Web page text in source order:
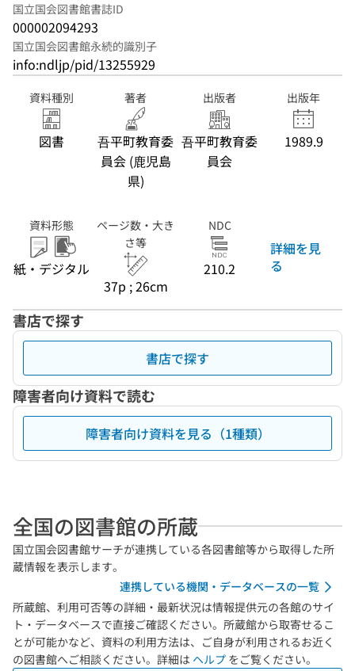
国立国会図書館書誌ID
000002094293
国立国会図書館永続的識別子
info:ndljp/pid/13255929
資料種別
図書
著者
吾平町教育委
員会 (鹿児島
県)
出版者
吾平町教育委
員会
出版年
1989.9
資料形態
紙・デジタル
ページ数・大き
さ等
37p ; 26cm
NDC
210.2
詳細を見
る
書店で探す
書店で探す
障害者向け資料で読む
障害者向け資料を見る（1種類）
全国の図書館の所蔵
国立国会図書館サーチが連携している各図書館等から取得した所
蔵情報を表示します。
連携している機関・データベースの一覧
所蔵館、利用可否等の詳細・最新状況は情報提供元の各館のサイ
ト・データベースで直接ご確認ください。所蔵館から取寄せるこ
とが可能かなど、資料の利用方法は、ご自身が利用されるお近く
の図書館へご相談ください。詳細は ヘルプ をご覧ください。